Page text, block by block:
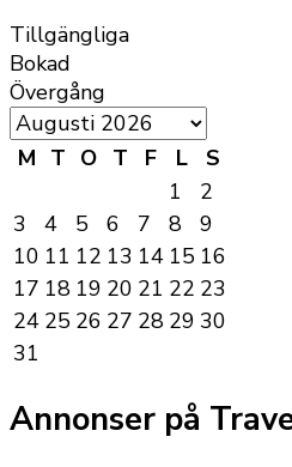
Tillgängliga
Bokad
Övergång
M T O T F L
S
1
2
3
4 5 6 7 8
9
10 11 12 13 14 15 16
17 18 19 20 21 22 23
24 25 26 27 28 29 30
31
Annonser på